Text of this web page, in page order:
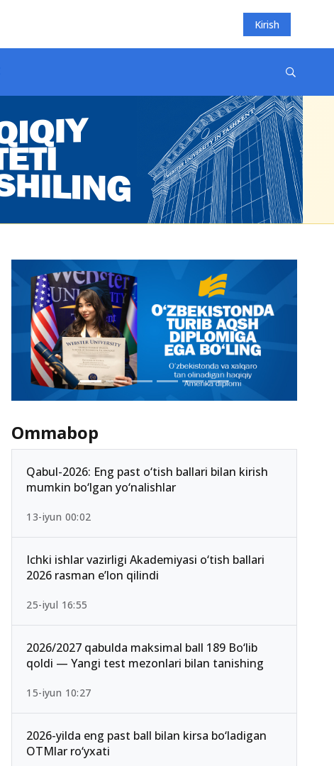
Kirish
Ommabop
Qabul-2026: Eng past o‘tish ballari bilan kirish
mumkin bo‘lgan yo‘nalishlar
13-iyun 00:02
Ichki ishlar vazirligi Akademiyasi o‘tish ballari
2026 rasman e’lon qilindi
25-iyul 16:55
2026/2027 qabulda maksimal ball 189 Bo‘lib
qoldi — Yangi test mezonlari bilan tanishing
15-iyun 10:27
2026-yilda eng past ball bilan kirsa bo‘ladigan
OTMlar ro‘yxati